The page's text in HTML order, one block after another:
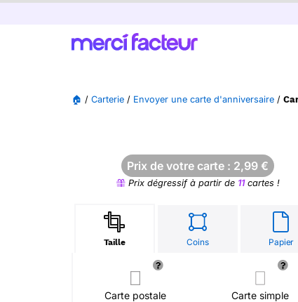
🏠 / Carterie / Envoyer une carte d'anniversaire /
Prix de votre carte : 2,99 €
Prix dégressif à partir de 11cartes !
Taille Coins Papier
Carte postale Carte simple